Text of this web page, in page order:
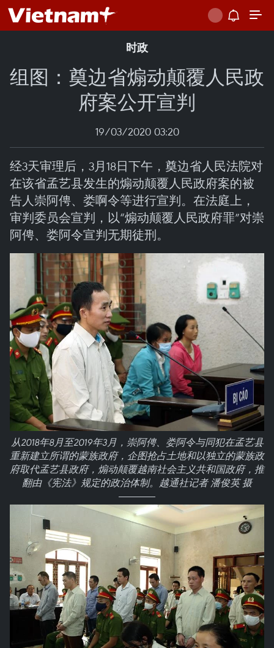
时政
组图：奠边省煽动颠覆人民政
府案公开宣判
19/03/2020 03:20
经3天审理后，3月18日下午，奠边省人民法院对
在该省孟艺县发生的煽动颠覆人民政府案的被
告人崇阿俜、娄啊令等进行宣判。在法庭上，
审判委员会宣判，以“煽动颠覆人民政府罪”对崇
阿俜、娄阿令宣判无期徒刑。
从2018年8月至2019年3月，崇阿俜、娄阿令与同犯在孟艺县
重新建立所谓的蒙族政府，企图抢占土地和以独立的蒙族政
府取代孟艺县政府，煽动颠覆越南社会主义共和国政府，推
翻由《宪法》规定的政治体制。越通社记者 潘俊英 摄